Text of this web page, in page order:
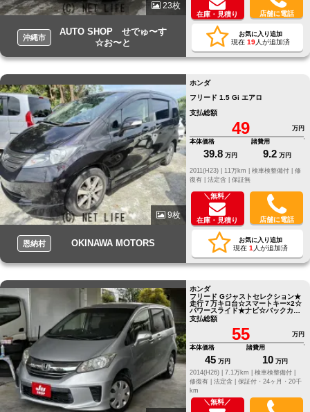
23枚
沖縄市
AUTO SHOP せでゅ〜す
☆お〜と
在庫・見積り 店舗に電話
お気に入り追加
現在 19人が追加済
9枚
恩納村 OKINAWA MOTORS
ホンダ
フリード 1.5 Gi エアロ
支払総額
49
万円
本体価格
39.8 万円
諸費用
9.2 万円
修
復有 | 法定含 | 保証無
＼無料／
在庫・見積り 店舗に電話
お気に入り追加
現在 1 人が追加済
ホンダ
フリード Gジャストセレクション★
走行７万キロ台☆スマートキー×2☆
パワースライド★ナビ☆バックカメ
ラ★ETC☆早い者勝ち★ ●他店にて
ローンNGだったお客様でもお気軽
にご相談ください●LINE
ID[@805icatl]
支払総額
55
万円
本体価格
45 万円
諸費用
10 万円
2014(H26) |
7.1万km |
検車検整備付 |
修復有 | 法定含 | 保証付・24ヶ月・20千
km
＼無料／